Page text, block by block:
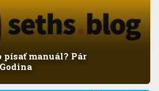
manuál? Pár